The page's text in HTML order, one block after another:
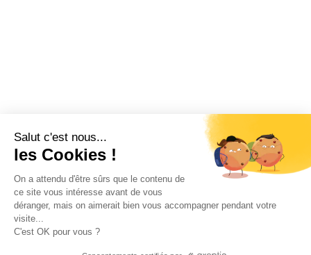
Salut c'est nous...
les Cookies !
On a attendu d'être sûrs que le contenu de
ce site vous intéresse avant de vous
déranger, mais on aimerait bien vous accompagner pendant votre
visite...
C'est OK pour vous ?